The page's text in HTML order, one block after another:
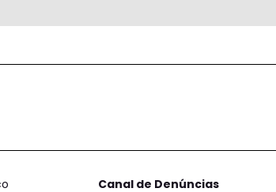
Canal de Denúncias